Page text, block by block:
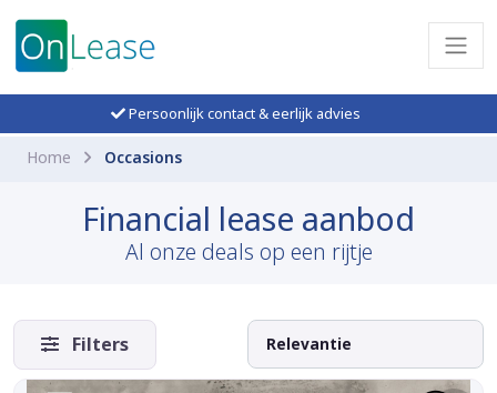
Persoonlijk contact & eerlijk advies
Home Occasions
Financial lease aanbod
Al onze deals op een rijtje
Filters